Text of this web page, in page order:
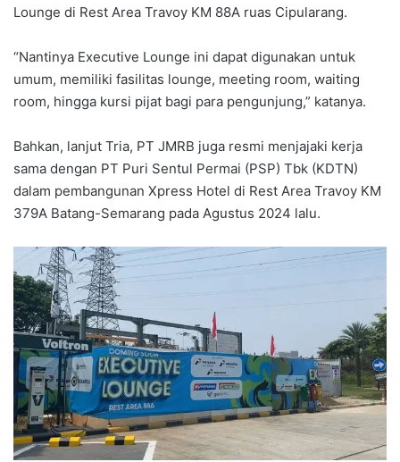
Lounge di Rest Area Travoy KM 88A ruas Cipularang.
“Nantinya Executive Lounge ini dapat digunakan untuk
umum, memiliki fasilitas lounge, meeting room, waiting
room, hingga kursi pijat bagi para pengunjung,” katanya.
Bahkan, lanjut Tria, PT JMRB juga resmi menjajaki kerja
sama dengan PT Puri Sentul Permai (PSP) Tbk (KDTN)
dalam pembangunan Xpress Hotel di Rest Area Travoy KM
379A Batang-Semarang pada Agustus 2024 lalu.